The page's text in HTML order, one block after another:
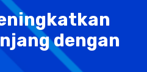
dengan